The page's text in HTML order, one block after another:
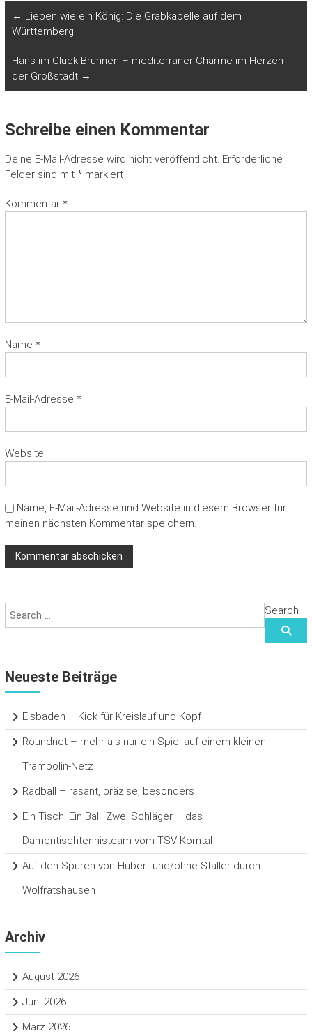
← Lieben wie ein König: Die Grabkapelle auf dem
Württemberg
Hans im Glück Brunnen – mediterraner Charme im Herzen
der Großstadt →
Schreibe einen Kommentar
Deine E-Mail-Adresse wird nicht veröffentlicht. Erforderliche
Felder sind mit *markiert
Kommentar *
Name *
E-Mail-Adresse *
Website
Name, E-Mail-Adresse und Website in diesem Browser für
meinen nächsten Kommentar speichern.
Search
Neueste Beiträge
Eisbaden – Kick für Kreislauf und Kopf
Roundnet – mehr als nur ein Spiel auf einem kleinen
Trampolin-Netz
Radball – rasant, präzise, besonders
Ein Tisch. Ein Ball. Zwei Schläger – das
Damentischtennisteam vom TSV Korntal
Auf den Spuren von Hubert und/ohne Staller durch
Wolfratshausen
Archiv
August 2026
Juni 2026
März 2026